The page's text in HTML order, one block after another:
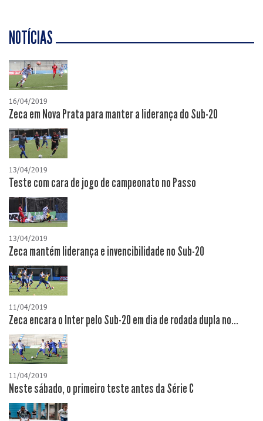
NOTÍCIAS
16/04/2019
Zeca em Nova Prata para manter a liderança do Sub-20
13/04/2019
Teste com cara de jogo de campeonato no Passo
13/04/2019
Zeca mantém liderança e invencibilidade no Sub-20
11/04/2019
Zeca encara o Inter pelo Sub-20 em dia de rodada dupla no...
11/04/2019
Neste sábado, o primeiro teste antes da Série C